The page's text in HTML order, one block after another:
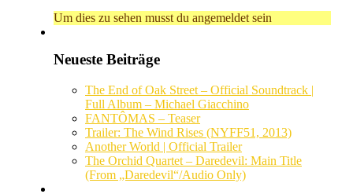
Um dies zu sehen musst du angemeldet sein
Neueste Beiträge
The End of Oak Street – Official Soundtrack |
Full Album – Michael Giacchino
FANTÔMAS – Teaser
Trailer: The Wind Rises (NYFF51, 2013)
Another World | Official Trailer
The Orchid Quartet – Daredevil: Main Title
(From „Daredevil“/Audio Only)